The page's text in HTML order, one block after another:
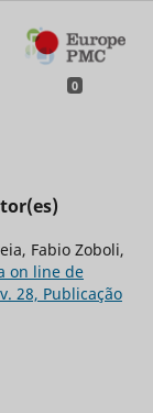
0
Fabio Zoboli,
on line de
28, Publicação